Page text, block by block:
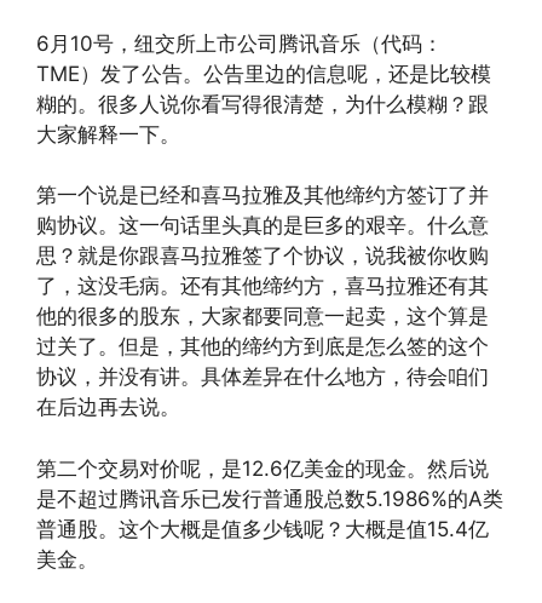
6月10号，纽交所上市公司腾讯音乐（代码：
TME）发了公告。公告里边的信息呢，还是比较模
糊的。很多人说你看写得很清楚，为什么模糊？跟
大家解释一下。
第一个说是已经和喜马拉雅及其他缔约方签订了并
购协议。这一句话里头真的是巨多的艰辛。什么意
思？就是你跟喜马拉雅签了个协议，说我被你收购
了，这没毛病。还有其他缔约方，喜马拉雅还有其
他的很多的股东，大家都要同意一起卖，这个算是
过关了。但是，其他的缔约方到底是怎么签的这个
协议，并没有讲。具体差异在什么地方，待会咱们
在后边再去说。
第二个交易对价呢，是12.6亿美金的现金。然后说
是不超过腾讯音乐已发行普通股总数5.1986%的A类
普通股。这个大概是值多少钱呢？大概是值15.4亿
美金。